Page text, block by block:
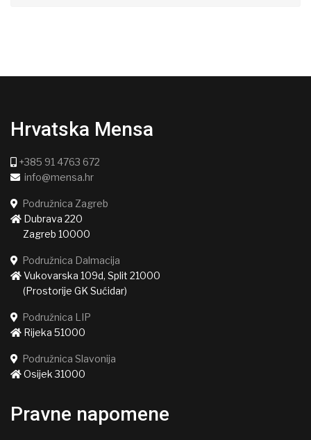
Hrvatska Mensa
+385 91 4763 672
info@mensa.hr
Podružnica Zagreb
Dubrava 220
Zagreb 10000
Podružnica Dalmacija
Vukovarska 109d, Split 21000
(Prostorije GK Sućidar)
Podružnica LIP
Rijeka 51000
Podružnica Slavonija
Osijek 31000
Pravne napomene